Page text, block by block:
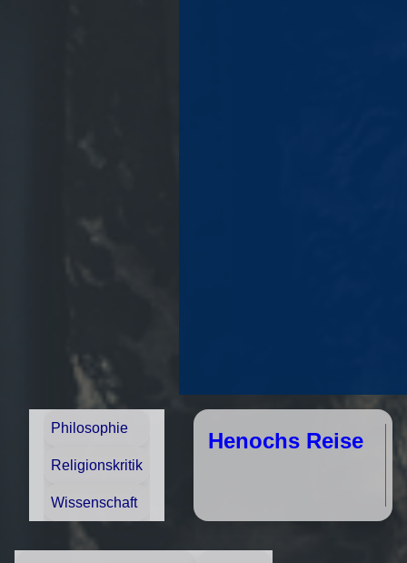
Philosophie
Religionskritik
Wissenschaft
Henochs Reise